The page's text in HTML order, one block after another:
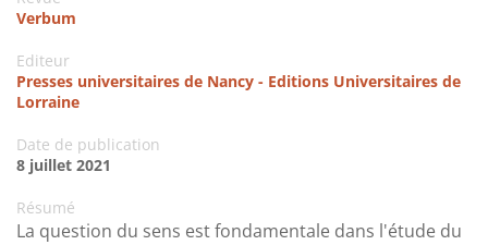
Verbum
Editeur
Presses universitaires de Nancy - Editions Universitaires de
Lorraine
Date de publication
8 juillet 2021
Résumé
La question du sens est fondamentale dans l'étude du